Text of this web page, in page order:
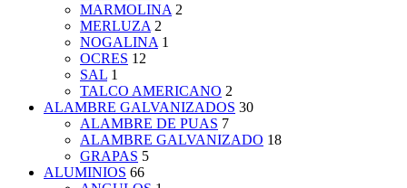
MARMOLINA 2
MERLUZA 2
NOGALINA 1
OCRES 12
SAL 1
TALCO AMERICANO 2
ALAMBRE GALVANIZADOS 30
ALAMBRE DE PUAS 7
ALAMBRE GALVANIZADO 18
GRAPAS 5
ALUMINIOS 66